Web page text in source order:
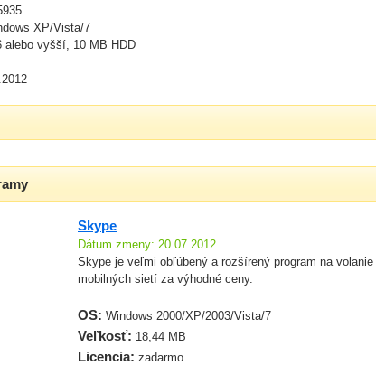
XP/Vista/7
alebo vyšší, 10 MB HDD
Skype
Dátum zmeny: 20.07.2012
Skype je veľmi obľúbený a rozšírený program na
mobilných sietí za výhodné ceny.
OS: Windows 2000/XP/2003/Vista/7
Veľkosť: 18,44 MB
Licencia: zadarmo